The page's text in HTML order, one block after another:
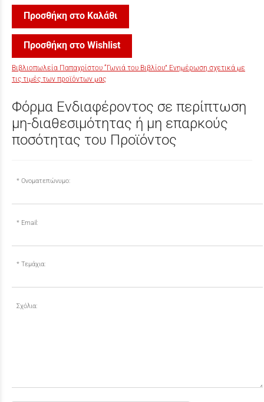
Προσθήκη στο Καλάθι
Προσθήκη στο Wishlist
Βιβλιοπωλεία Παπαχρίστου “Γωνιά του Βιβλίου” Ενημέρωση σχετικά με
τις τιμές των προϊόντων μας
Φόρμα Ενδιαφέροντος σε περίπτωση
μη-διαθεσιμότητας ή μη επαρκούς
ποσότητας του Προϊόντος
Ονοματεπώνυμο:
Email:
Τεμάχια:
Σχόλια: